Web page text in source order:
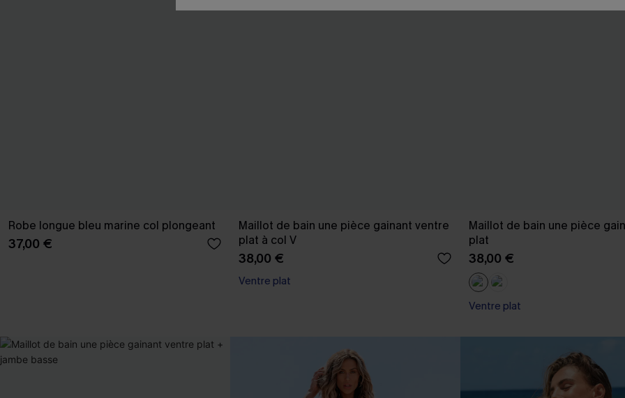
Robe longue bleu marine col plongeant
37,00 €
Maillot de bain une pièce gainant ventre
plat à col V
38,00 €
Ventre plat
Maillot de bain une pièce
plat
38,00 €
Ventre plat